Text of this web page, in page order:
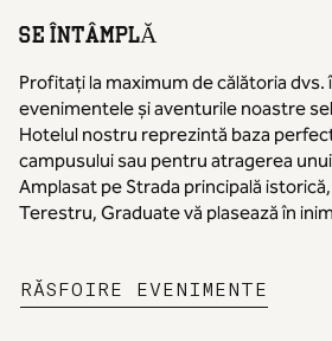
SE ÎNTÂMPLĂ
Profitați la maximum de călătoria
evenimentele și aventurile noastre
Hotelul nostru reprezintă baza
campusului sau pentru atragerea
Amplasat pe Strada principală
Terestru, Graduate vă plasează în
RĂSFOIRE EVENIMENTE